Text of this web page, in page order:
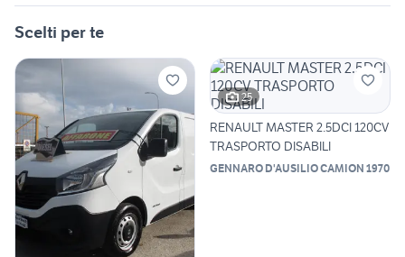
Scelti per te
25
RENAULT MASTER 2.5DCI 120CV
TRASPORTO DISABILI
GENNARO D'AUSILIO CAMION 1970